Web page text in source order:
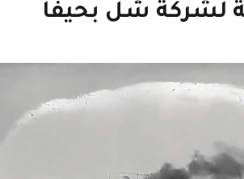
لشركة شل بحيفا